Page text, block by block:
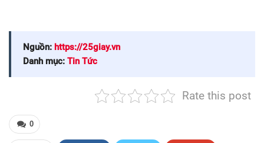
Nguồn: https://25giay.vn
Danh mục: Tin Tức
Rate this post
0